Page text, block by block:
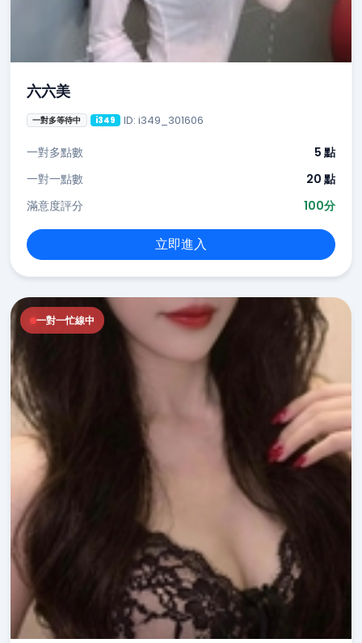
六六美
一對多等待中 i349 ID: i349_301606
一對多點數
5 點
一對一點數
20 點
滿意度評分
100分
立即進入
一對一忙線中